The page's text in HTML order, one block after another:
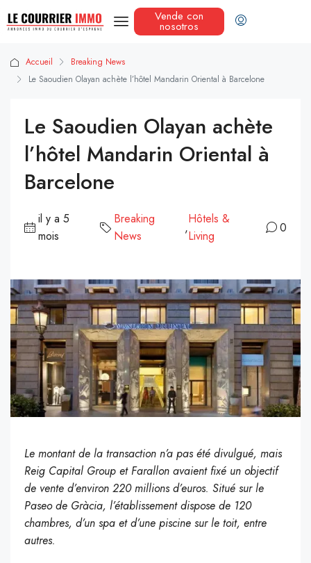
Vende con
nosotros
Accueil
Breaking News
Le Saoudien Olayan achète l’hôtel Mandarin Oriental à Barcelone
Le Saoudien Olayan achète
l’hôtel Mandarin Oriental à
Barcelone
il y a 5
mois
Breaking
News
,
Hôtels &
Living
0
Le montant de la transaction n’a pas été divulgué, mais
Reig Capital Group et Farallon avaient fixé un objectif
de vente d’environ 220 millions d’euros. Situé sur le
Paseo de Gràcia, l’établissement dispose de 120
chambres, d’un spa et d’une piscine sur le toit, entre
autres.